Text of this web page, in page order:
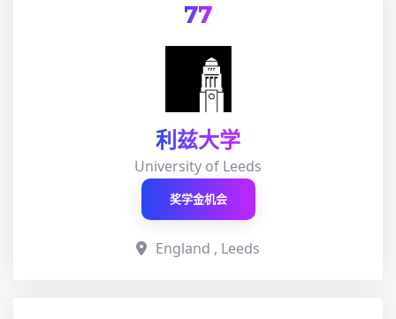
77
利兹大学
University of Leeds
奖学金机会
England , Leeds